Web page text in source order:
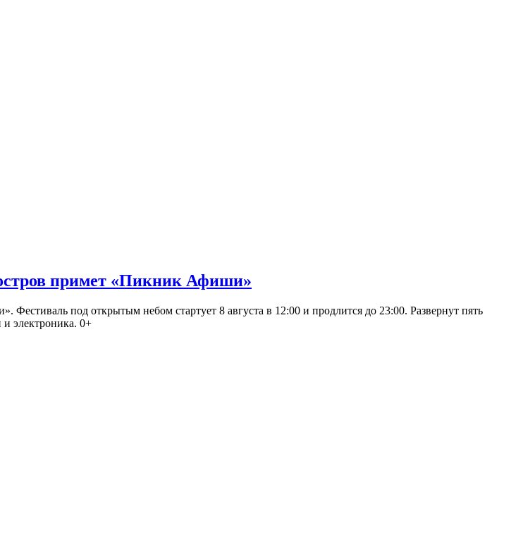
примет «Пикник Афиши»
под открытым небом стартует 8 августа в 12:00 и продлится до 23:00. Развернут пять
электроника. 0+